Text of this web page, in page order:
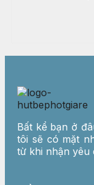
Bất kể bạn ở
tôi sẽ có mặt
từ khi nhận yêu